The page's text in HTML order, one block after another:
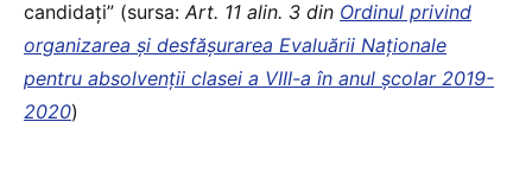
candidați” (sursa: Art. 11 alin. 3 din Ordinul privind
organizarea și desfășurarea Evaluării Naționale
pentru absolvenții clasei a VIII-a în anul școlar 2019-
2020)